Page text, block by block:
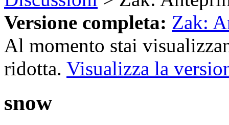
Versione completa: Zak:
Al momento stai
ridotta. Visualizza la
snow